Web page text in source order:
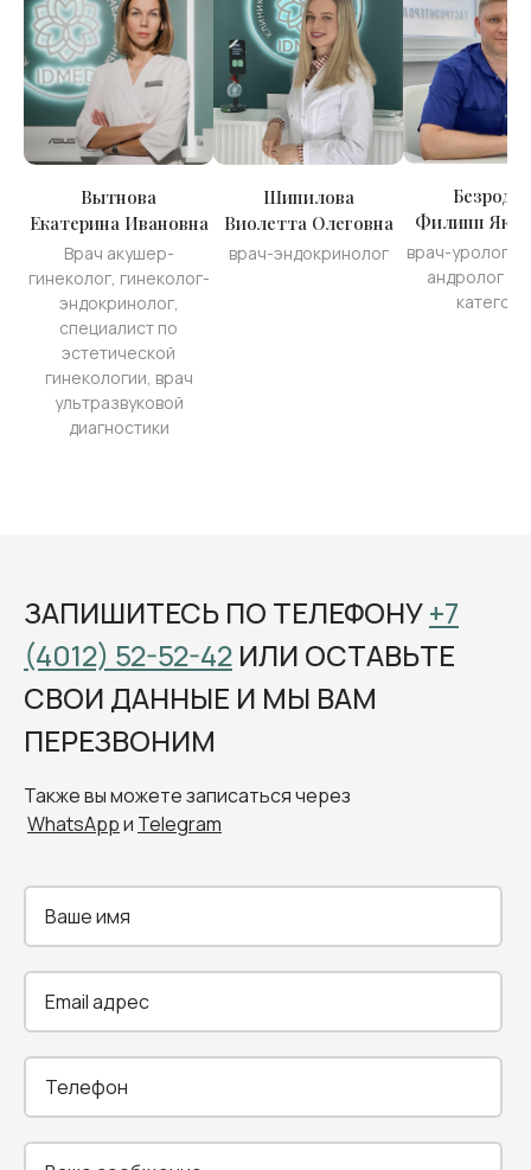
Вытнова
Екатерина Ивановна
Врач акушер-
гинеколог, гинеколог-
эндокринолог,
специалист по
эстетической
гинекологии, врач
ультразвуковой
диагностики
Шипилова
Виолетта Олеговна
врач-эндокринолог
Филипп
врач-уролог-
андролог
ЗАПИШИТЕСЬ ПО ТЕЛЕФОНУ+7
(4012) 52-52-42 ИЛИ ОСТАВЬТЕ
СВОИ ДАННЫЕ И МЫ ВАМ
ПЕРЕЗВОНИМ
Также вы можете записаться через
WhatsAppи Telegram